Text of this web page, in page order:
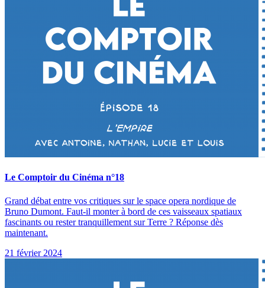
Le Comptoir du Cinéma n°18
Grand débat entre vos critiques sur le space opera nordique de
Bruno Dumont. Faut-il monter à bord de ces vaisseaux spatiaux
fascinants ou rester tranquillement sur Terre ? Réponse dès
maintenant.
21 février 2024